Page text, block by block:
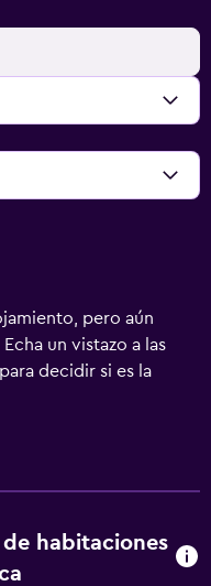
pero aún
un vistazo a las
decidir si es la
habitaciones